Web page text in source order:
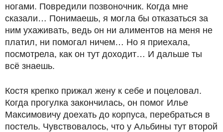
ногами. Повредили позвоночник. Когда мне
сказали… Понимаешь, я могла бы отказаться за
ним ухаживать, ведь он ни алиментов на меня не
платил, ни помогал ничем… Но я приехала,
посмотрела, как он тут доходит… И дальше ты
всё знаешь.
Костя крепко прижал жену к себе и поцеловал.
Когда прогулка закончилась, он помог Илье
Максимовичу доехать до корпуса, перебраться в
постель. Чувствовалось, что у Альбины тут второй